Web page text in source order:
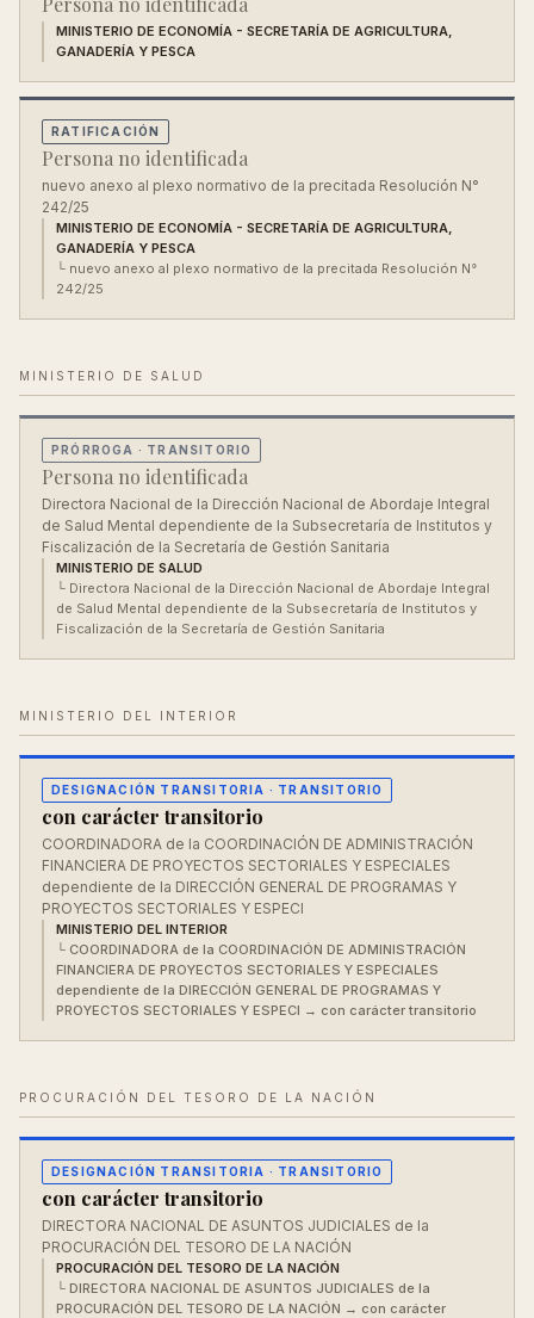
MINISTERIO DE ECONOMÍA - SECRETARÍA DE AGRICULTURA,
GANADERÍA Y PESCA
RATIFICACIÓN
Persona no identificada
nuevo anexo al plexo normativo de la precitada Resolución N°
242/25
MINISTERIO DE ECONOMÍA - SECRETARÍA DE AGRICULTURA,
GANADERÍA Y PESCA
└ nuevo anexo al plexo normativo de la precitada Resolución N°
242/25
MINISTERIO DE SALUD
PRÓRROGA · TRANSITORIO
Persona no identificada
Directora Nacional de la Dirección Nacional de Abordaje Integral
de Salud Mental dependiente de la Subsecretaría de Institutos y
Fiscalización de la Secretaría de Gestión Sanitaria
MINISTERIO DE SALUD
└ Directora Nacional de la Dirección Nacional de Abordaje Integral
de Salud Mental dependiente de la Subsecretaría de Institutos y
Fiscalización de la Secretaría de Gestión Sanitaria
MINISTERIO DEL INTERIOR
DESIGNACIÓN TRANSITORIA · TRANSITORIO
con carácter transitorio
COORDINADORA de la COORDINACIÓN DE ADMINISTRACIÓN
FINANCIERA DE PROYECTOS SECTORIALES Y ESPECIALES
dependiente de la DIRECCIÓN GENERAL DE PROGRAMAS Y
PROYECTOS SECTORIALES Y ESPECI
MINISTERIO DEL INTERIOR
└ COORDINADORA de la COORDINACIÓN DE ADMINISTRACIÓN
FINANCIERA DE PROYECTOS SECTORIALES Y ESPECIALES
dependiente de la DIRECCIÓN GENERAL DE PROGRAMAS Y
PROYECTOS SECTORIALES Y ESPECI → con carácter transitorio
PROCURACIÓN DEL TESORO DE LA NACIÓN
DESIGNACIÓN TRANSITORIA · TRANSITORIO
con carácter transitorio
DIRECTORA NACIONAL DE ASUNTOS JUDICIALES de la
PROCURACIÓN DEL TESORO DE LA NACIÓN
PROCURACIÓN DEL TESORO DE LA NACIÓN
└ DIRECTORA NACIONAL DE ASUNTOS JUDICIALES de la
PROCURACIÓN DEL TESORO DE LA NACIÓN → con carácter